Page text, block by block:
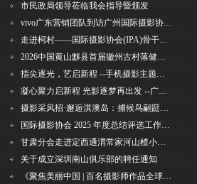
市民政局领导莅临我会指导暨颁发
vivo广东营销团队到访广州国际摄影协会 共商合作事宜
走进柯村——国际摄影协会(IPA)骨干采风安徽行之6
2026中国黄山黟县首届徽州古村落健康跑圆满举行
指尖逐光，艺启新程 --手机摄影主题讲座在市老年干部大学圆满落幕
凝心聚力启新程 光影逐梦再出发 --广州国际摄影协会2026年首次会长秘书长会议召开
摄影采风招·邂逅淇澳岛：捕候鸟翩跹，寻古村烟火，追海上霞光
国际摄影协会 2025 年度总结评选工作的通知
甘肃分会走进定西通渭常家河山楂小镇旅游景区开展"红果满枝迎丰岁·山楂小镇庆佳节"为主
关于成立深圳南山俱乐部的聘任通知
《聚焦美丽中国 | 百名摄影师作品全球巡回展》（晋中）开幕新闻通稿